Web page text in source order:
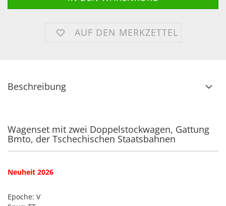
AUF DEN MERKZETTEL
Beschreibung
Wagenset mit zwei Doppelstockwagen, Gattung
Bmto, der Tschechischen Staatsbahnen
Neuheit 2026
Epoche: V